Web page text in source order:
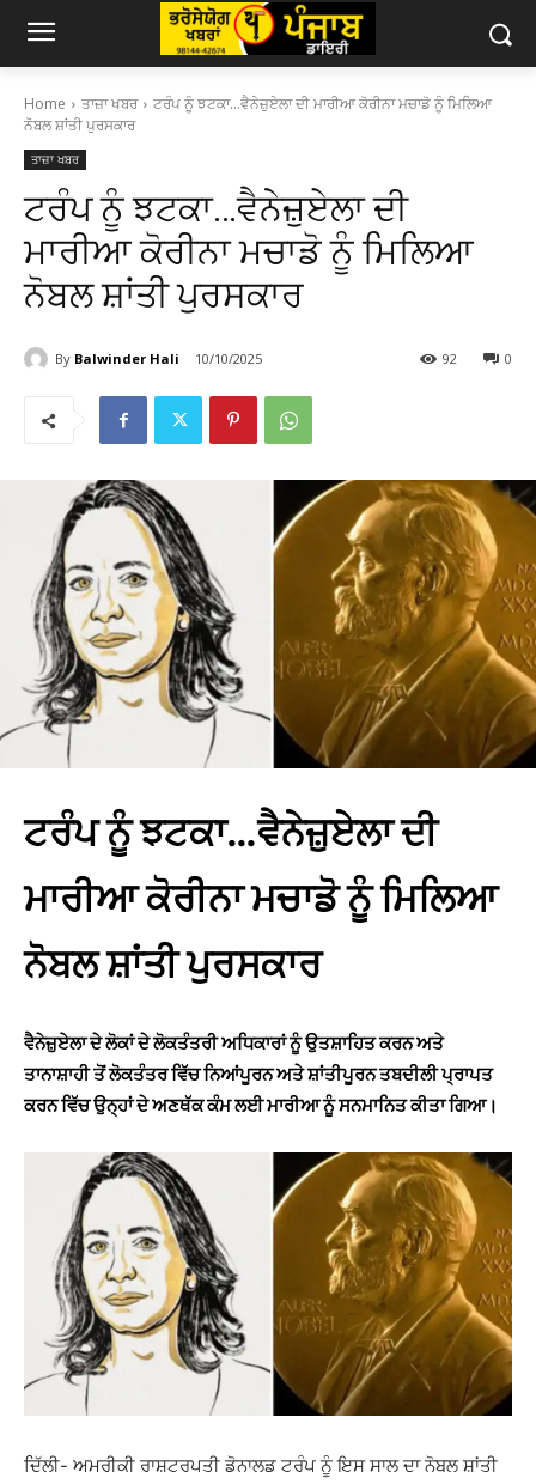
Home ਤਾਜ਼ਾ ਖਬਰ
ਟਰੰਪ ਨੂੰ ਝਟਕਾ…ਵੈਨੇਜ਼ੁਏਲਾ ਦੀ ਮਾਰੀਆ ਕੋਰੀਨਾ ਮਚਾਡੋ ਨੂੰ ਮਿਲਿਆ
ਨੋਬਲ ਸ਼ਾਂਤੀ ਪੁਰਸਕਾਰ
ਤਾਜ਼ਾ ਖਬਰ
ਟਰੰਪ ਨੂੰ ਝਟਕਾ…ਵੈਨੇਜ਼ੁਏਲਾ ਦੀ
ਮਾਰੀਆ ਕੋਰੀਨਾ ਮਚਾਡੋ ਨੂੰ ਮਿਲਿਆ
ਨੋਬਲ ਸ਼ਾਂਤੀ ਪੁਰਸਕਾਰ
By Balwinder Hali 10/10/2025 0
92
ਟਰੰਪ ਨੂੰ ਝਟਕਾ…ਵੈਨੇਜ਼ੁਏਲਾ ਦੀ
ਮਾਰੀਆ ਕੋਰੀਨਾ ਮਚਾਡੋ ਨੂੰ ਮਿਲਿਆ
ਨੋਬਲ ਸ਼ਾਂਤੀ ਪੁਰਸਕਾਰ
ਵੈਨੇਜ਼ੁਏਲਾ ਦੇ ਲੋਕਾਂ ਦੇ ਲੋਕਤੰਤਰੀ ਅਧਿਕਾਰਾਂ ਨੂੰ ਉਤਸ਼ਾਹਿਤ ਕਰਨ ਅਤੇ
ਤਾਨਾਸ਼ਾਹੀ ਤੋਂ ਲੋਕਤੰਤਰ ਵਿੱਚ ਨਿਆਂਪੂਰਨ ਅਤੇ ਸ਼ਾਂਤੀਪੂਰਨ ਤਬਦੀਲੀ ਪ੍ਰਾਪਤ
ਕਰਨ ਵਿੱਚ ਉਨ੍ਹਾਂ ਦੇ ਅਣਥੱਕ ਕੰਮ ਲਈ ਮਾਰੀਆ ਨੂੰ ਸਨਮਾਨਿਤ ਕੀਤਾ ਗਿਆ।
ਦਿੱਲੀ- ਅਮਰੀਕੀ ਰਾਸ਼ਟਰਪਤੀ ਡੋਨਾਲਡ ਟਰੰਪ ਨੂੰ ਇਸ ਸਾਲ ਦਾ ਨੋਬਲ ਸ਼ਾਂਤੀ